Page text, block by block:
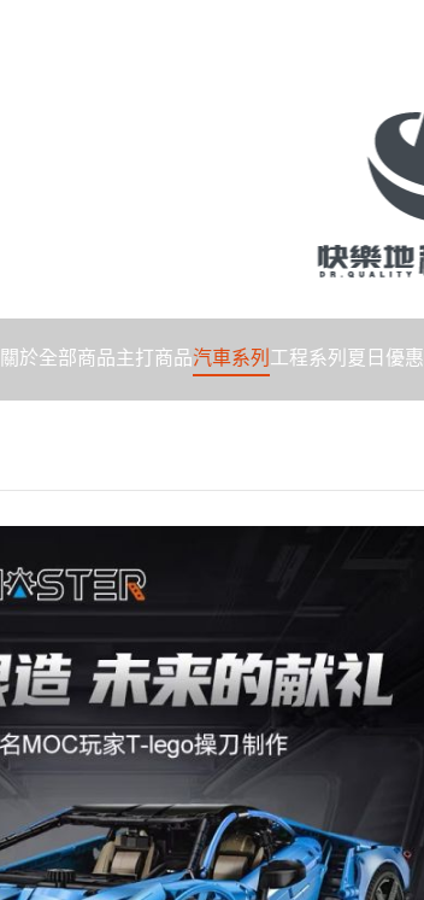
關於全部商品主打商品汽車系列 工程系列 夏日優惠